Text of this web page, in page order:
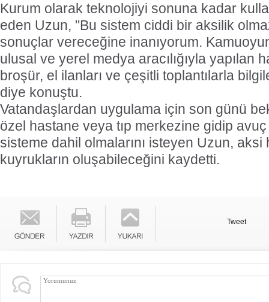
Kurum olarak teknolojiyi sonuna kadar
eden Uzun, "Bu sistem ciddi bir aksilik
sonuçlar vereceğine inanıyorum.
ulusal ve yerel medya aracılığıyla yapılan
broşür, el ilanları ve çeşitli toplantılarla
diye konuştu.
Vatandaşlardan uygulama için son günü
özel hastane veya tıp merkezine gidip avuç
sisteme dahil olmalarını isteyen Uzun, aksi
kuyrukların oluşabileceğini kaydetti.
Tweet